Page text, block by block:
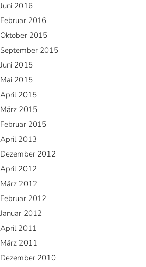
Juni 2016
Februar 2016
Oktober 2015
September 2015
Juni 2015
Mai 2015
April 2015
März 2015
Februar 2015
April 2013
Dezember 2012
April 2012
März 2012
Februar 2012
Januar 2012
April 2011
März 2011
Dezember 2010